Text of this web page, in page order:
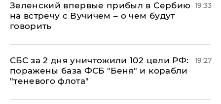
Зеленский впервые прибыл в Сербию
на встречу с Вучичем – о чем будут
говорить
19:33
СБС за 2 дня уничтожили 102 цели РФ:
поражены база ФСБ "Беня" и корабли
"теневого флота"
19:27